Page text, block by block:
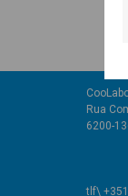
Rua
6200-
tlf\